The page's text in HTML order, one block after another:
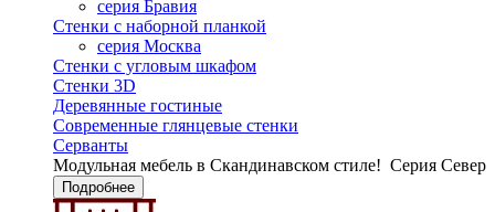
серия Бравия
Стенки с наборной планкой
серия Москва
Стенки с угловым шкафом
Стенки 3D
Деревянные гостиные
Современные глянцевые стенки
Серванты
Модульная мебель в Скандинавском стиле! Серия Север
Подробнее